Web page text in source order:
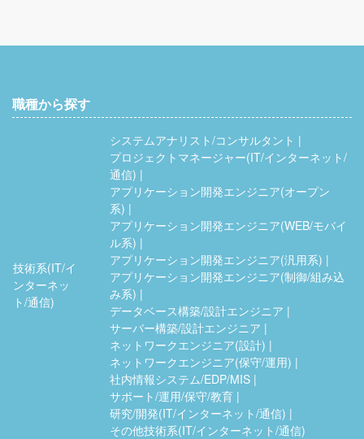
職種から探す
技術系(IT/イ
ンターネッ
ト/通信)
システムアナリスト/コンサルタント
プロジェクトマネージャー(IT/インターネット/
通信)
アプリケーション開発エンジニア(オープン
系)
アプリケーション開発エンジニア(WEB/モバイ
ル系)
アプリケーション開発エンジニア(汎用系)
アプリケーション開発エンジニア(制御/組み込
み系)
データベース構築/設計エンジニア
サーバー構築/設計エンジニア
ネットワークエンジニア(設計)
ネットワークエンジニア(保守/運用)
社内情報システム/EDP/MIS
サポート/運用/保守/教育
研究/開発(IT/インターネット/通信)
その他技術系(IT/インターネット/通信)